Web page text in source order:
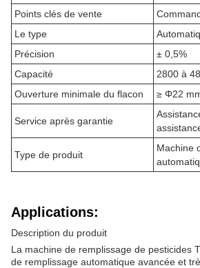
Points clés de vente
Le type
Précision
± 0,5%
Capacité
2800 à
Ouverture minimale du flacon
≥ Φ22
Service après garantie
Type de produit
Machine
Applications:
Description du produit
La machine de remplissage de pesticides
de remplissage automatique avancée et